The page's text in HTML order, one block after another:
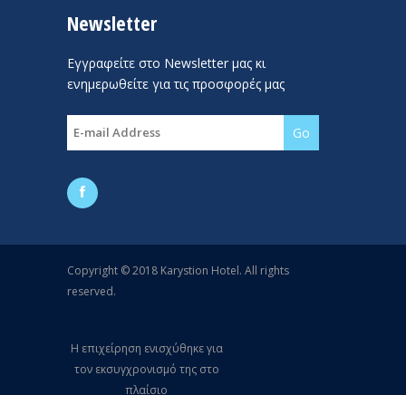
Newsletter
Εγγραφείτε στο Newsletter μας κι
ενημερωθείτε για τις προσφορές μας
Copyright © 2018 Karystion Hotel. All rights
reserved.
Η επιχείρηση ενισχύθηκε για
τον εκσυγχρονισμό της στο
πλαίσιο